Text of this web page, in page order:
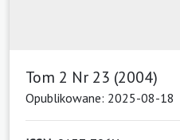
Tom 2 Nr 23 (2004)
Opublikowane: 2025-08-18